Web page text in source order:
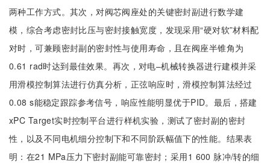
两种工作方式。其次，对阀芯阀座处的关键密封副进行数学建
模，综合考虑密封比压与密封接触宽度，发现采用“硬对软”材料配
对时，可兼顾密封副的密封性与使用寿命，且在阀座半锥角为
0.61 rad时达到最佳效果。再次，对电–机械转换器进行建模并采
用滑模控制算法进行仿真分析，正弦响应时，滑模控制算法经过
0.08 s能稳定跟踪参考信号，响应性能明显优于PID。最后，搭建
xPC Target实时控制平台进行样机实验，测试了密封副的密封
性，以及不同电机细分控制下和不同阶跃幅值下的性能。结果表
明：在21 MPa压力下密封副能可靠密封；采用1 600 脉冲/转的细